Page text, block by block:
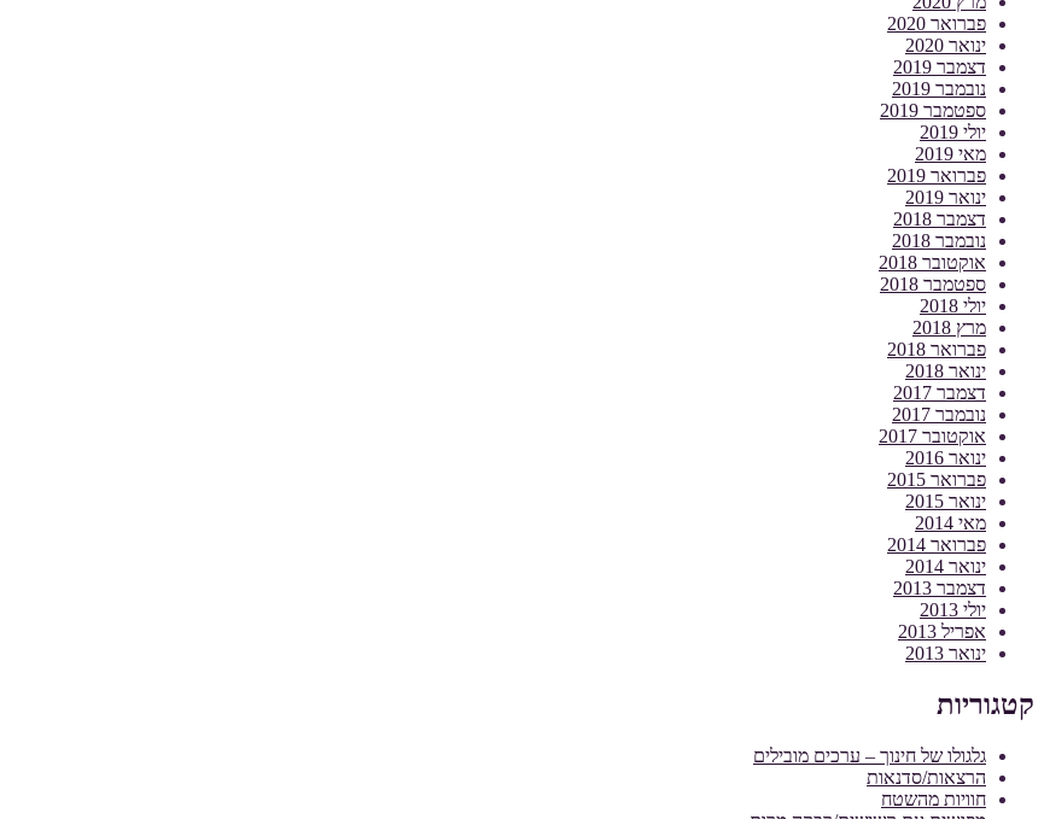
פברואר 2020
ינואר 2020
דצמבר 2019
נובמבר 2019
ספטמבר 2019
יולי 2019
מאי 2019
פברואר 2019
ינואר 2019
דצמבר 2018
נובמבר 2018
אוקטובר 2018
ספטמבר 2018
יולי 2018
מרץ 2018
פברואר 2018
ינואר 2018
דצמבר 2017
נובמבר 2017
אוקטובר 2017
ינואר 2016
פברואר 2015
ינואר 2015
מאי 2014
פברואר 2014
ינואר 2014
דצמבר 2013
יולי 2013
אפריל 2013
ינואר 2013
קטגוריות
גלגולו של חינוך – ערכים מובילים
הרצאות/סדנאות
חוויות מהשטח